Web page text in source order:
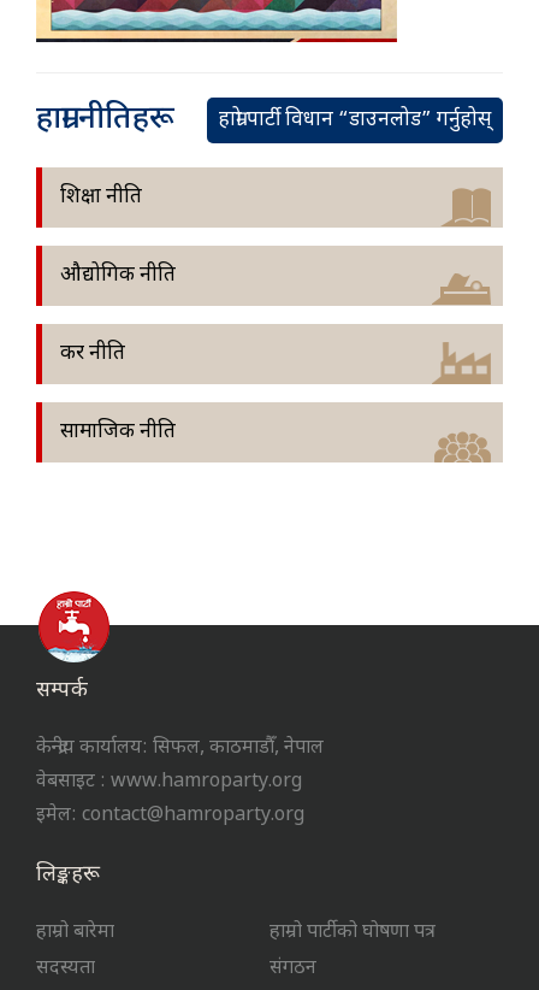
हाम्रो पार्टी विधान “डाउनलोड” गर्नुहोस्
हाम्रा नीतिहरू
शिक्षा नीति
औद्योगिक नीति
कर नीति
सामाजिक नीति
सम्पर्क
केन्द्रीय कार्यालय: सिफल, काठमाडौँ, नेपाल
वेबसाइट : www.hamroparty.org
इमेल: contact@hamroparty.org
लिङ्कहरू
हाम्रो बारेमा
हाम्रो पार्टीको घोषणा पत्र
सदस्यता
संगठन